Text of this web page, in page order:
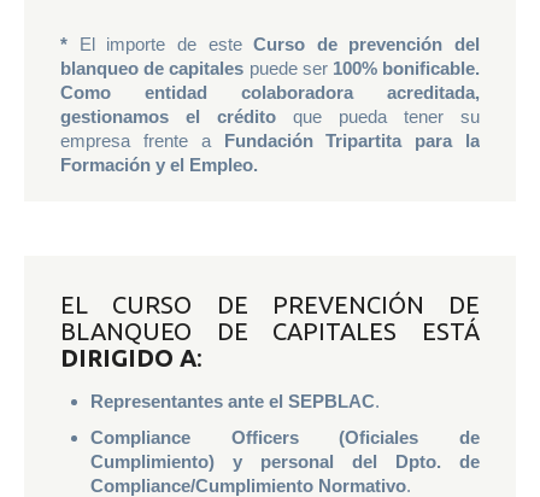
* El importe de esteCurso de prevención del
blanqueo de capitales puede ser100% bonificable.
Como entidad colaboradora acreditada,
gestionamos el crédito que pueda tener su
empresa frente aFundación Tripartita para la
Formación y el Empleo.
EL CURSO DE PREVENCIÓN DE
BLANQUEO DE CAPITALES ESTÁ
DIRIGIDO A:
Representantes ante el SEPBLAC.
Compliance Officers (Oficiales de
Cumplimiento) y personal del Dpto. de
Compliance/Cumplimiento Normativo.